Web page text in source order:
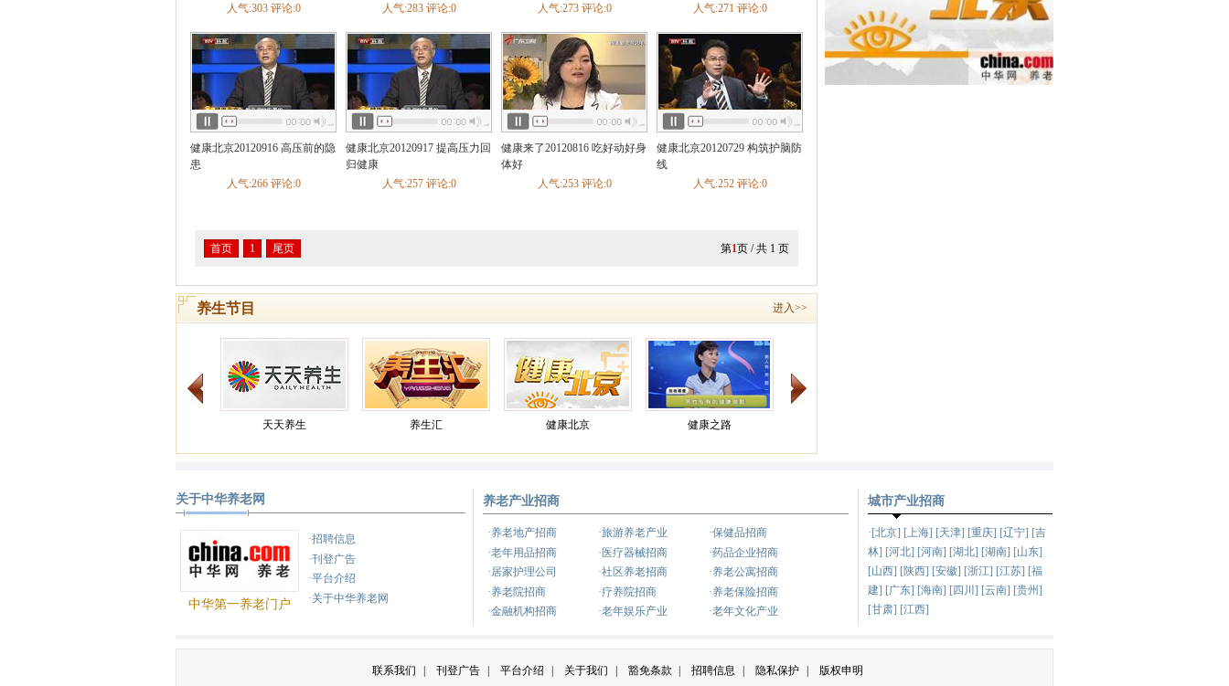
人气:303 评论:0
人气:283 评论:0
人气:273 评论:0
人气:271 评论:0
健康北京20120916 高压前的隐
患
人气:266 评论:0
健康北京20120917 提高压力回
归健康
人气:257 评论:0
健康来了20120816 吃好动好身
体好
人气:253 评论:0
健康北京20120729 构筑护脑防
线
人气:252 评论:0
首页 1 尾页 第1页 / 共 1 页
养生节目 进入>>
天天养生 养生汇 健康北京 健康之路
健康来了
关于中华养老网
中华第一养老门户
·招聘信息
·刊登广告
·平台介绍
·关于中华养老网
养老产业招商
·养老地产招商 ·旅游养老产业
·保健品招商
·老年用品招商
·医疗器械招商
·药品企业招商
·居家护理公司
·社区养老招商
·养老公寓招商
·养老院招商
·疗养院招商
·养老保险招商
·金融机构招商
·老年娱乐产业 ·老年文化产业
城市产业招商
·[北京] [上海] [天津] [重庆] [辽宁] [吉
林] [河北] [河南] [湖北] [湖南] [山东]
[山西] [陕西] [安徽] [浙江] [江苏] [福
建] [广东] [海南] [四川] [云南] [贵州]
[甘肃] [江西]
联系我们 刊登广告 平台介绍 关于我们 豁免条款 招聘信息 隐私保护 版权申明